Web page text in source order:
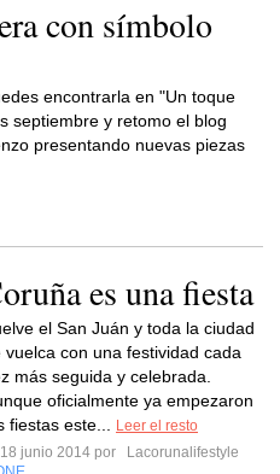
con símbolo
encontrarla en "Un toque
septiembre y retomo el blog
presentando nuevas piezas
es una fiesta
el San Juán y toda la ciudad
vuelca con una festividad cada
más seguida y celebrada.
oficialmente ya empezaron
fiestas este...
Leer el resto
18 junio 2014 por
Lacorunalifestyle